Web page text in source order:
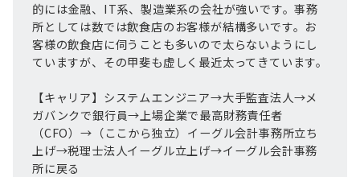
的には金融、IT系、製造業系の会社が強いです。事務
所としては数では飲食店のお客様が結構多いです。お
客様の飲食店に伺うことも多いので太らないようにし
ていますが、その甲斐も虚しく最近太ってきています。
【キャリア】システムエンジニア→大手監査法人→メ
ガバンクで銀行員→上場企業で最高財務責任者
（CFO）→（ここから独立）イーグル会計事務所立ち
上げ→税理士法人イーグル立上げ→イーグル会計事務
所に戻る